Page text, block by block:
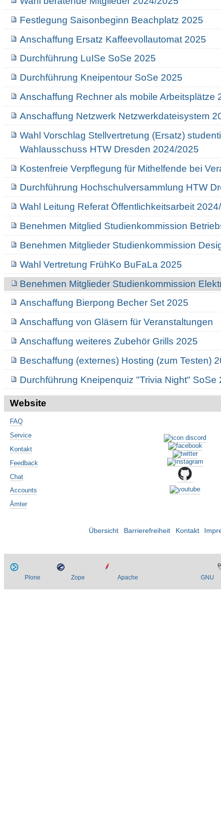
Festlegung Saisonbeginn Beachplatz 2025
Anschaffung Ersatz Kaffeevollautomat 2025
Durchführung LuISe SoSe 2025
Durchführung Kneipentour SoSe 2025
Anschaffung Rechner als mobile Arbeitsplätze
Anschaffung Netzwerk Netzwerkdateisystem
Wahl Vorschlag Stellvertretung (Ersatz)
Wahlausschuss HTW Dresden 2024/2025
Kostenfreie Verpflegung für Mithelfende bei
Durchführung Hochschulversammlung HTW
Wahl Leitung Referat Öffentlichkeitsarbeit
Benehmen Mitglied Studienkommission
Benehmen Mitglieder Studienkommission
Wahl Vertretung FrühKo BuFaLa 2025
Benehmen Mitglieder Studienkommission
Anschaffung Bierpong Becher Set 2025
Anschaffung von Gläsern für Veranstaltungen
Anschaffung weiteres Zubehör Grills 2025
Beschaffung (externes) Hosting (zum Testen)
Durchführung Kneipenquiz "Trivia Night" SoSe
Website
FAQ
Service
Kontakt
Feedback
Chat
Accounts
Ämter
Übersicht Barrierefreiheit Kontakt
Plone Zope Apache GNU